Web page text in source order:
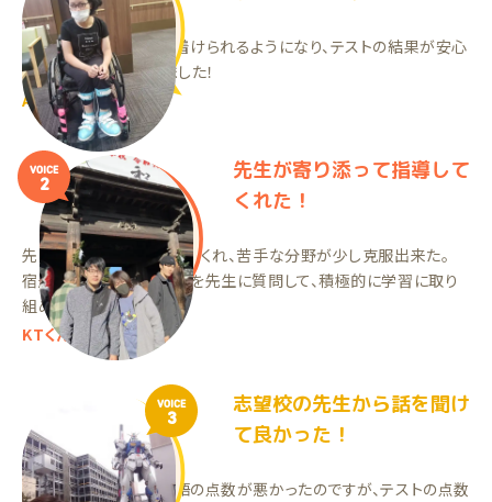
より良い勉強法を身に着けられるようになり、テストの結果が安心
できるようになってきました！
AKちゃん（高2）
VOICE
2
先生が寄り添って指導して
くれた！
先生が寄り添って指導してくれ、苦手な分野が少し克服出来た。
宿題で分からなかった所を先生に質問して、積極的に学習に取り
組めました。
KTくん（中3）
VOICE
3
志望校の先生から話を聞け
て良かった！
自分で勉強していて英語の点数が悪かったのですが、テストの点数